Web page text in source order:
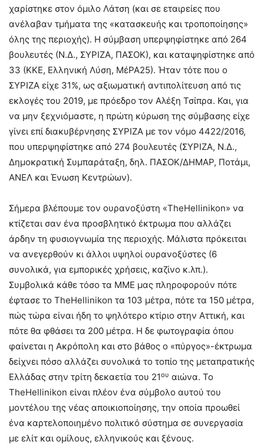
χαρίστηκε στον όμιλο Λάτση (και σε εταιρείες που
ανέλαβαν τμήματα της «κατασκευής και τροποποίησης»
όλης της περιοχής). Η σύμβαση υπερψηφίστηκε από 264
βουλευτές (Ν.Δ., ΣΥΡΙΖΑ, ΠΑΣΟΚ), και καταψηφίστηκε από
33 (ΚΚΕ, Ελληνική Λύση, ΜέΡΑ25). Ήταν τότε που ο
ΣΥΡΙΖΑ είχε 31%, ως αξιωματική αντιπολίτευση από τις
εκλογές του 2019, με πρόεδρο τον Αλέξη Τσίπρα. Και, για
να μην ξεχνιόμαστε, η πρώτη κύρωση της σύμβασης είχε
γίνει επί διακυβέρνησης ΣΥΡΙΖΑ με τον νόμο 4422/2016,
που υπερψηφίστηκε από 274 βουλευτές (ΣΥΡΙΖΑ, Ν.Δ.,
Δημοκρατική Συμπαράταξη, δηλ. ΠΑΣΟΚ/ΔΗΜΑΡ, Ποτάμι,
ΑΝΕΛ και Ένωση Κεντρώων).
Σήμερα βλέπουμε τον ουρανοξύστη «TheHellinikon» να
κτίζεται σαν ένα προσβλητικό έκτρωμα που αλλάζει
άρδην τη φυσιογνωμία της περιοχής. Μάλιστα πρόκειται
να ανεγερθούν κι άλλοι υψηλοί ουρανοξύστες (6
συνολικά, για εμπορικές χρήσεις, καζίνο κ.λπ.).
Συμβολικά κάθε τόσο τα ΜΜΕ μας πληροφορούν πότε
έφτασε το TheHellinikon τα 103 μέτρα, πότε τα 150 μέτρα,
πώς τώρα είναι ήδη το ψηλότερο κτίριο στην Αττική, και
πότε θα φθάσει τα 200 μέτρα. Η δε φωτογραφία όπου
φαίνεται η Ακρόπολη και στο βάθος ο «πύργος»-έκτρωμα
δείχνει πόσο αλλάζει συνολικά το τοπίο της μεταπρατικής
Ελλάδας στην τρίτη δεκαετία του 21ου αιώνα. Το
TheHellinikon είναι πλέον ένα σύμβολο αυτού του
μοντέλου της νέας αποικιοποίησης, την οποία προωθεί
ένα καρτελοποιημένο πολιτικό σύστημα σε συνεργασία
με ελίτ και ομίλους, ελληνικούς και ξένους.